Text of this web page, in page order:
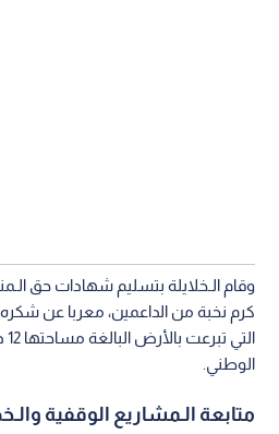
وقام الـخلايلة بتسليم شهادات حق
كرم نخبة من الداعمين، معربا عن شكره
الوطني.
متابعة الـمشاريع الوقفية